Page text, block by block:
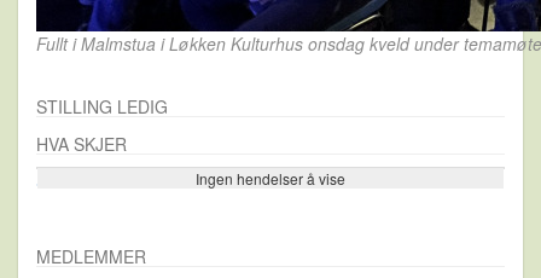
Fullt i Malmstua i Løkken Kulturhus onsdag kveld under
STILLING LEDIG
HVA SKJER
Ingen hendelser å vise
Se flere…
MEDLEMMER